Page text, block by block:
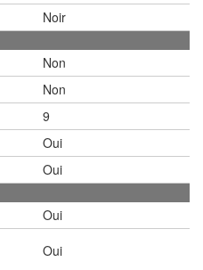
Noir
Non
Non
9
Oui
Oui
Oui
Oui